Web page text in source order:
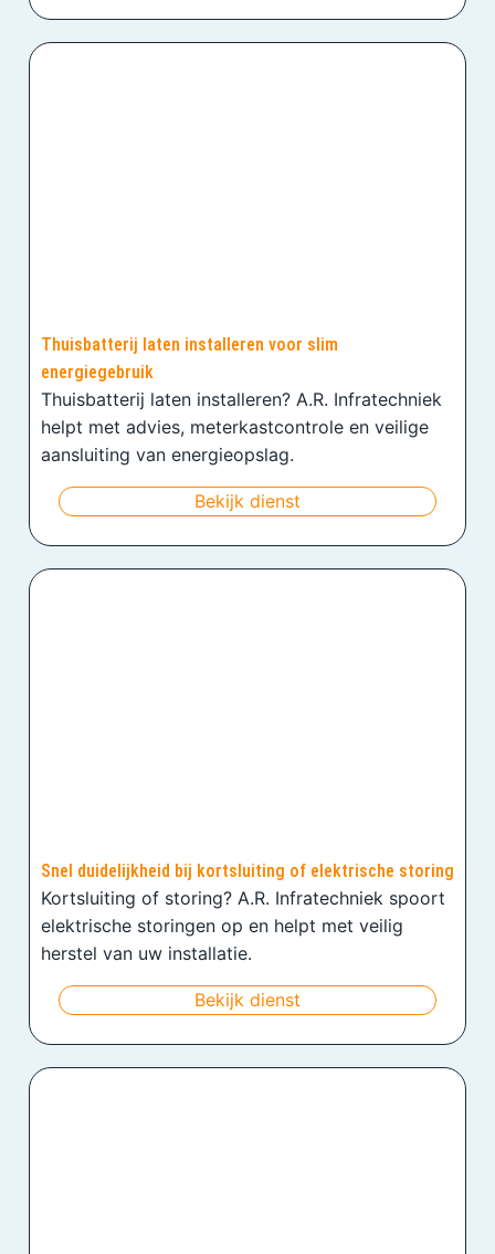
Thuisbatterij laten installeren voor slim
energiegebruik
Thuisbatterij laten installeren? A.R. Infratechniek
helpt met advies, meterkastcontrole en veilige
aansluiting van energieopslag.
Bekijk dienst
Snel duidelijkheid bij kortsluiting of elektrische storing
Kortsluiting of storing? A.R. Infratechniek spoort
elektrische storingen op en helpt met veilig
herstel van uw installatie.
Bekijk dienst